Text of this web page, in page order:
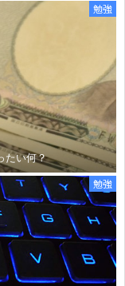
勉強
たい何？
勉強